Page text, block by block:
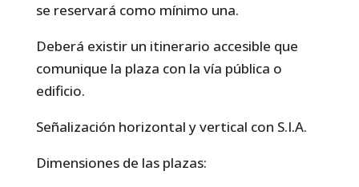
se reservará como mínimo una.
Deberá existir un itinerario accesible que
comunique la plaza con la vía pública o
edificio.
Señalización horizontal y vertical con S.I.A.
Dimensiones de las plazas: